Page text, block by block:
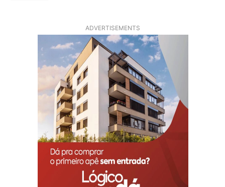
ADVERTISEMENTS